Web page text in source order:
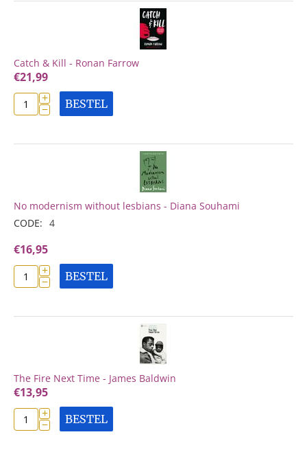
Catch & Kill - Ronan Farrow
€21,99
+
− BESTEL
No modernism without lesbians - Diana Souhami
CODE: 4
€16,95
+
− BESTEL
The Fire Next Time - James Baldwin
€13,95
+
− BESTEL